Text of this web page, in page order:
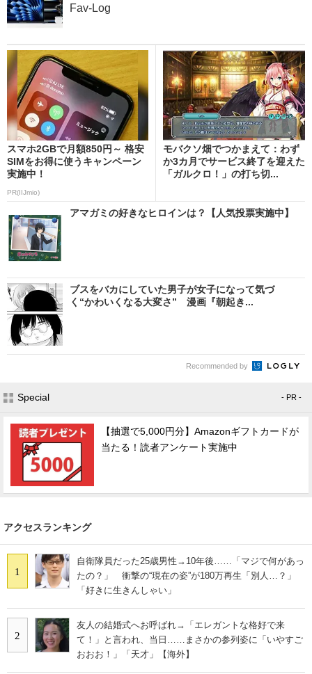
Fav-Log
スマホ2GBで月額850円～ 格安
SIMをお得に使うキャンペーン
実施中！
PR(IIJmio)
モバクソ畑でつかまえて：わず
か3カ月でサービス終了を迎えた
「ガルクロ！」の打ち切...
アマガミの好きなヒロインは？【人気投票実施中】
ブスをバカにしていた男子が女子になって気づ
く“かわいくなる大変さ” 漫画『朝起き...
Recommended by
Special - PR -
【抽選で5,000円分】Amazonギフトカードが
当たる！読者アンケート実施中
アクセスランキング
1
自衛隊員だった25歳男性→10年後……「マジで何があっ
たの？」 衝撃の“現在の姿”が180万再生「別人…？」
「好きに生きんしゃい」
2
友人の結婚式へお呼ばれ→「エレガントな格好で来
て！」と言われ、当日……まさかの参列姿に「いやすご
おおお！」「天才」【海外】